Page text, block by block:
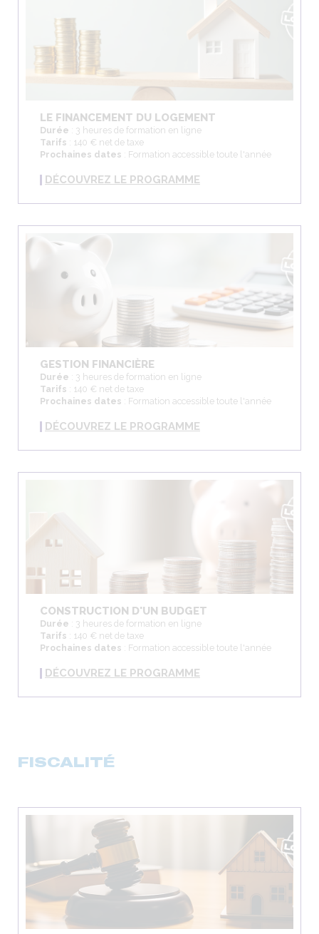
LE FINANCEMENT DU LOGEMENT
Durée : 3 heures de formation en ligne
Tarifs : 140 € net de taxe
Prochaines dates : Formation accessible toute l'année
DÉCOUVREZ LE PROGRAMME
GESTION FINANCIÈRE
Durée : 3 heures de formation en ligne
Tarifs : 140 € net de taxe
Prochaines dates : Formation accessible toute l'année
DÉCOUVREZ LE PROGRAMME
CONSTRUCTION D'UN BUDGET
Durée : 3 heures de formation en ligne
Tarifs : 140 € net de taxe
Prochaines dates : Formation accessible toute l'année
DÉCOUVREZ LE PROGRAMME
FISCALITÉ